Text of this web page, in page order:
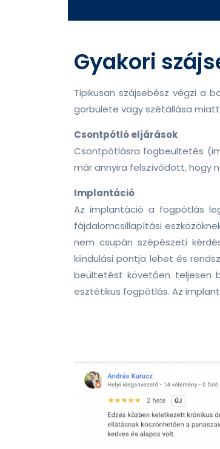
Gyakori
Tipikusan szájsebész végzi a
görbülete vagy szétállása
Csontpótló eljárások
Csontpótlásra fogbeültetés
már annyira felszívódott, hogy
Implantáció
Az implantáció a fogpótlás
fájdalomcsillapítási
nem csupán szépészeti
kiindulási pontja lehet és
beültetést követően teljesen
esztétikus fogpótlás. Az